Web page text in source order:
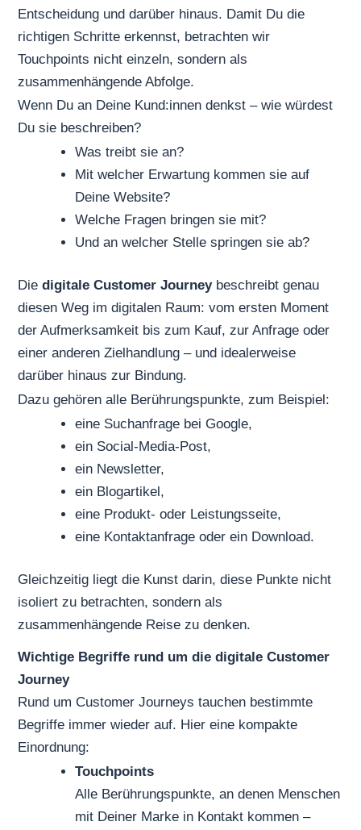
Entscheidung und darüber hinaus. Damit Du die
richtigen Schritte erkennst, betrachten wir
Touchpoints nicht einzeln, sondern als
zusammenhängende Abfolge.
Wenn Du an Deine Kund:innen denkst – wie würdest
Du sie beschreiben?
Was treibt sie an?
Mit welcher Erwartung kommen sie auf
Deine Website?
Welche Fragen bringen sie mit?
Und an welcher Stelle springen sie ab?
Diedigitale Customer Journeybeschreibt genau
diesen Weg im digitalen Raum: vom ersten Moment
der Aufmerksamkeit bis zum Kauf, zur Anfrage oder
einer anderen Zielhandlung – und idealerweise
darüber hinaus zur Bindung.
Dazu gehören alle Berührungspunkte, zum Beispiel:
eine Suchanfrage bei Google,
ein Social-Media-Post,
ein Newsletter,
ein Blogartikel,
eine Produkt- oder Leistungsseite,
eine Kontaktanfrage oder ein Download.
Gleichzeitig liegt die Kunst darin, diese Punkte nicht
isoliert zu betrachten, sondern als
zusammenhängende Reise zu denken.
Wichtige Begriffe rund um die digitale Customer
Journey
Rund um Customer Journeys tauchen bestimmte
Begriffe immer wieder auf. Hier eine kompakte
Einordnung:
Touchpoints
Alle Berührungspunkte, an denen Menschen
mit Deiner Marke in Kontakt kommen –